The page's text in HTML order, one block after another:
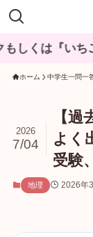
ちごドリル』
ホーム 中学生一問一
【
よく
受験
2026
7/04
地理 2026年